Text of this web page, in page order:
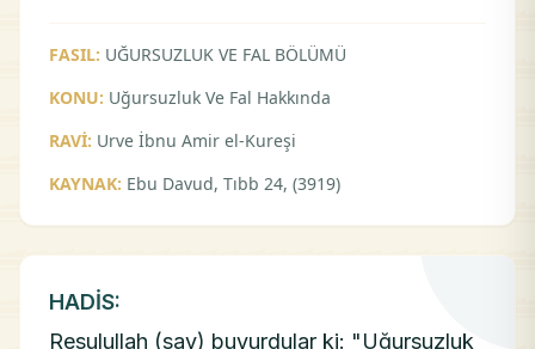
FASIL: UĞURSUZLUK VE FAL BÖLÜMÜ
KONU: Uğursuzluk Ve Fal Hakkında
RAVİ: Urve İbnu Amir el-Kureşi
KAYNAK: Ebu Davud, Tıbb 24, (3919)
HADİS:
Resulullah (sav) buyurdular ki: "Uğursuzluk